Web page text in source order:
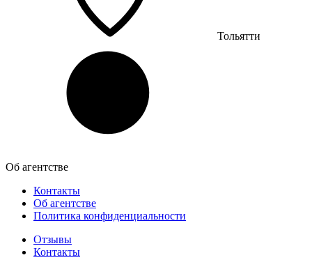
Тольятти
Об агентстве
Контакты
Об агентстве
Политика конфиденциальности
Отзывы
Контакты